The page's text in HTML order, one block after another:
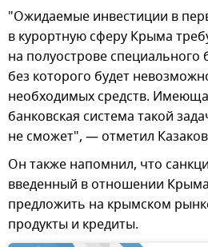
"Ожидаемые инвестиции в
в курортную сферу Крыма
на полуострове специального
без которого будет
необходимых средств.
банковская система такой
не сможет", — отметил
Он также напомнил, что
введенный в отношении
предложить на крымском
продукты и кредиты.